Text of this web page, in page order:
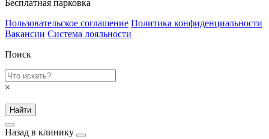
Бесплатная парковка
Пользовательское соглашение Политика конфиденциальности
Вакансии Система лояльности
Поиск
×
Найти
Назад в клинику